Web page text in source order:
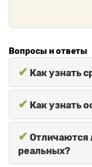
Вопросы и ответы
✔ Как узнать
✔ Как узнать
✔ Отличаются
реальных?